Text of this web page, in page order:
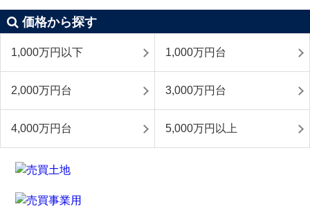
価格から探す
1,000万円以下 1,000万円台
2,000万円台 3,000万円台
4,000万円台 5,000万円以上